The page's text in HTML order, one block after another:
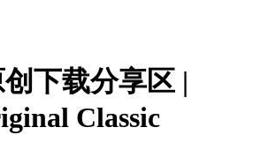
下载分享区 |
Classic